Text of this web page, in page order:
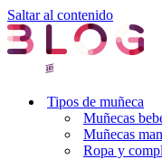
Saltar al contenido
Tipos de muñeca
Muñecas
Muñecas
Ropa y